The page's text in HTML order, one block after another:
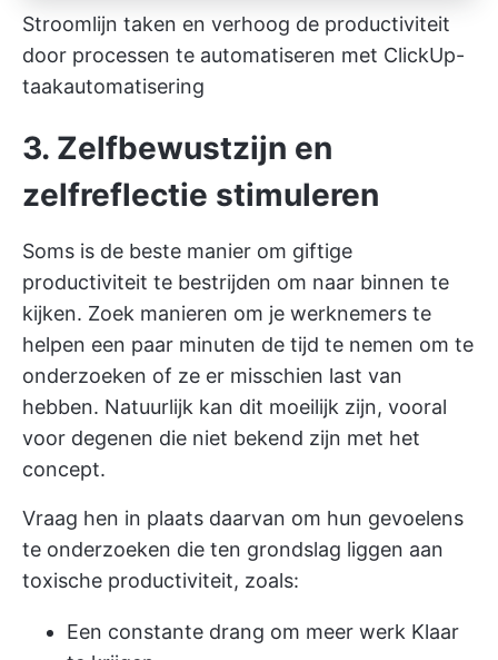
Stroomlijn taken en verhoog de productiviteit
door processen te automatiseren met ClickUp-
taakautomatisering
3. Zelfbewustzijn en
zelfreflectie stimuleren
Soms is de beste manier om giftige
productiviteit te bestrijden om naar binnen te
kijken. Zoek manieren om je werknemers te
helpen een paar minuten de tijd te nemen om te
onderzoeken of ze er misschien last van
hebben. Natuurlijk kan dit moeilijk zijn, vooral
voor degenen die niet bekend zijn met het
concept.
Vraag hen in plaats daarvan om hun gevoelens
te onderzoeken die ten grondslag liggen aan
toxische productiviteit, zoals:
Een constante drang om meer werk Klaar